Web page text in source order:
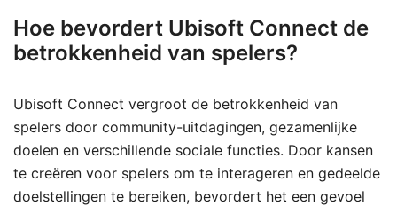
Hoe bevordert Ubisoft Connect de
betrokkenheid van spelers?
Ubisoft Connect vergroot de betrokkenheid van
spelers door community-uitdagingen, gezamenlijke
doelen en verschillende sociale functies. Door kansen
te creëren voor spelers om te interageren en gedeelde
doelstellingen te bereiken, bevordert het een gevoel